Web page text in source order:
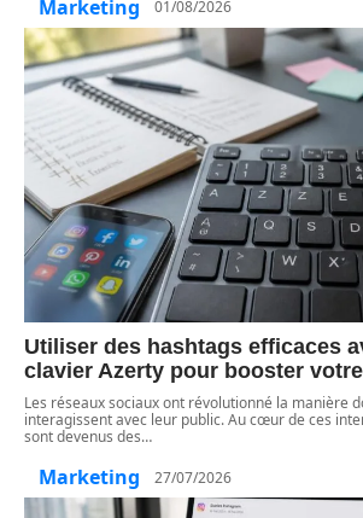
Marketing 01/08/2026
Utiliser des hashtags efficaces
clavier Azerty pour booster
Les réseaux sociaux ont révolutionné la manière
interagissent avec leur public. Au cœur de ces
sont devenus des…
Marketing 27/07/2026